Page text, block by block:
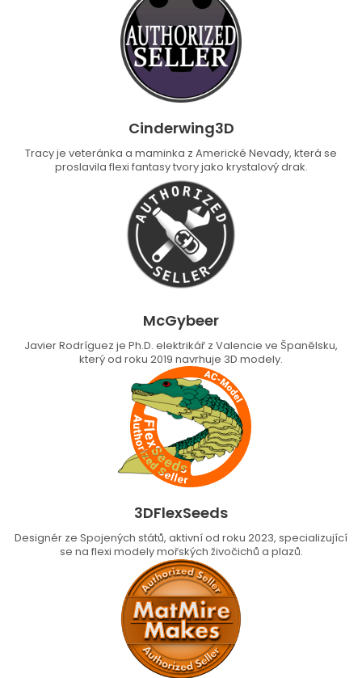
Cinderwing3D
Tracy je veteránka a maminka z Americké Nevady, která se
proslavila flexi fantasy tvory jako krystalový drak.
McGybeer
Javier Rodríguez je Ph.D. elektrikář z Valencie ve Španělsku,
který od roku 2019 navrhuje 3D modely.
3DFlexSeeds
Designér ze Spojených států, aktivní od roku 2023, specializující
se na flexi modely mořských živočichů a plazů.